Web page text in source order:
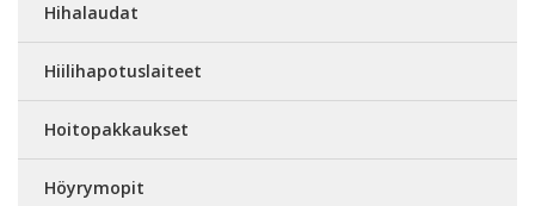
Hihalaudat
Hiilihapotuslaiteet
Hoitopakkaukset
Höyrymopit